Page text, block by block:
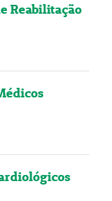
Reabilitação